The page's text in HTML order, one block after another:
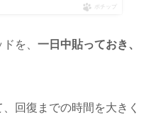
ポチップ
を、 一日中貼っておき、
回復までの時間を大きく